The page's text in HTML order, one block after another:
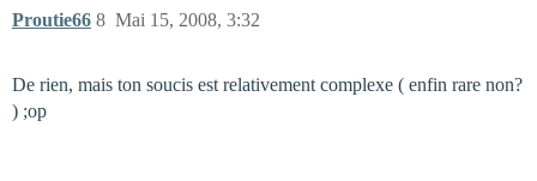
Proutie66 Mai 15, 2008, 3:32
8
De rien, mais ton soucis est relativement complexe ( enfin rare non?
) ;op